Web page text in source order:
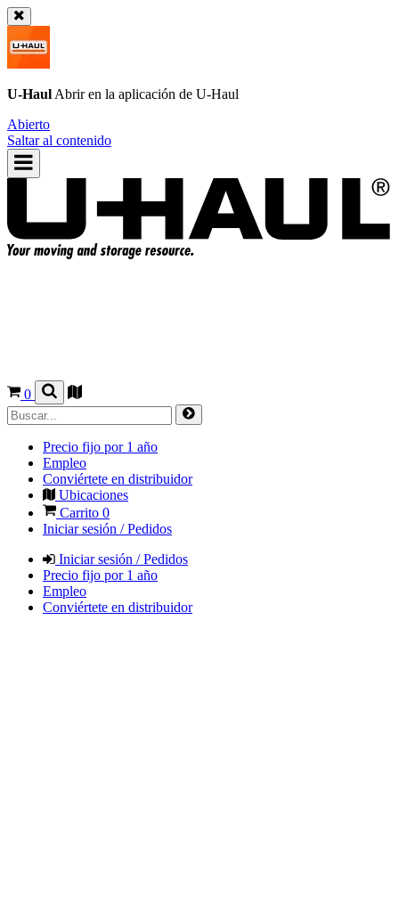
U-Haul Abrir en la aplicación de U-Haul
Abierto
Saltar al contenido
0
Precio fijo por 1 año
Empleo
Conviértete en distribuidor
Ubicaciones
Carrito 0
Iniciar sesión / Pedidos
Iniciar sesión / Pedidos
Precio fijo por 1 año
Empleo
Conviértete en distribuidor